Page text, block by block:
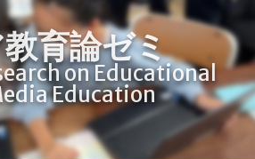
育論ゼミ
on Educational
Education